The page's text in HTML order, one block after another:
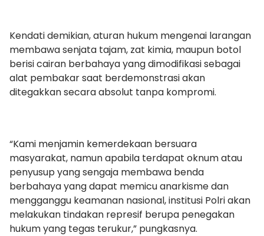
Kendati demikian, aturan hukum mengenai larangan
membawa senjata tajam, zat kimia, maupun botol
berisi cairan berbahaya yang dimodifikasi sebagai
alat pembakar saat berdemonstrasi akan
ditegakkan secara absolut tanpa kompromi.
“Kami menjamin kemerdekaan bersuara
masyarakat, namun apabila terdapat oknum atau
penyusup yang sengaja membawa benda
berbahaya yang dapat memicu anarkisme dan
mengganggu keamanan nasional, institusi Polri akan
melakukan tindakan represif berupa penegakan
hukum yang tegas terukur,” pungkasnya.